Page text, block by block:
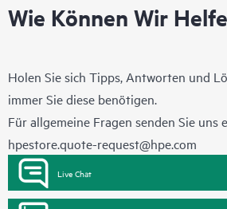
Wie Können Wir
Holen Sie sich Tipps, Antworten und
immer Sie diese benötigen.
Für allgemeine Fragen senden Sie uns
hpestore.quote-request@hpe.com
Live Chat